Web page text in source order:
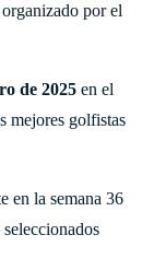
por el
de 2025 en el
mejores golfistas
en la semana 36